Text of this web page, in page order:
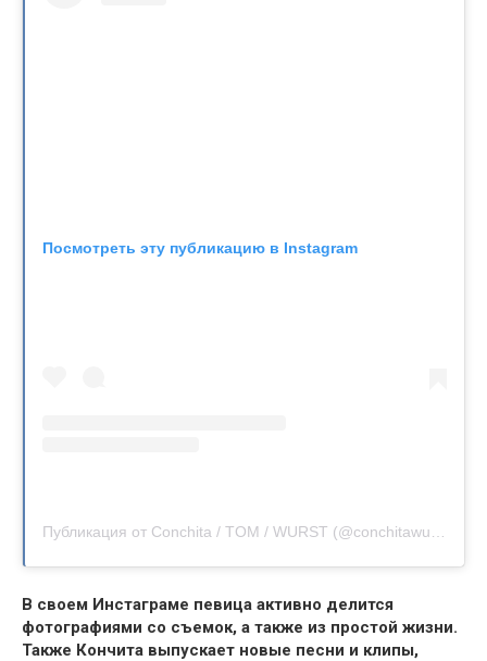
Посмотреть эту публикацию в Instagram
В своем Инстаграме певица активно делится
фотографиями со съемок, а также из простой жизни.
Также Кончита выпускает новые песни и клипы,